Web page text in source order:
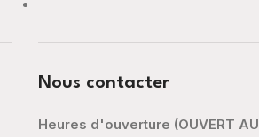
Nous contacter
Heures d'ouverture (OUVERT AU